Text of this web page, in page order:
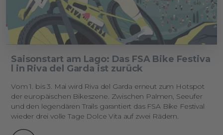
Saisonstart am Lago: Das FSA Bike Festiva
l in Riva del Garda ist zurück
Vom 1. bis 3. Mai wird Riva del Garda erneut zum Hotspot
der europäischen Bikeszene. Zwischen Palmen, Seeufer
und den legendären Trails garantiert das FSA Bike Festival
wieder drei volle Tage Dolce Vita auf zwei Rädern.